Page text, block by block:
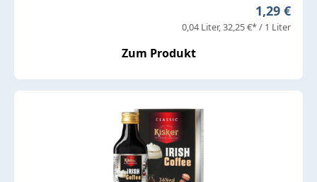
Regulärer
1,29 €
0,04 Liter 32,25 €* / 1 Liter
Zum Produkt